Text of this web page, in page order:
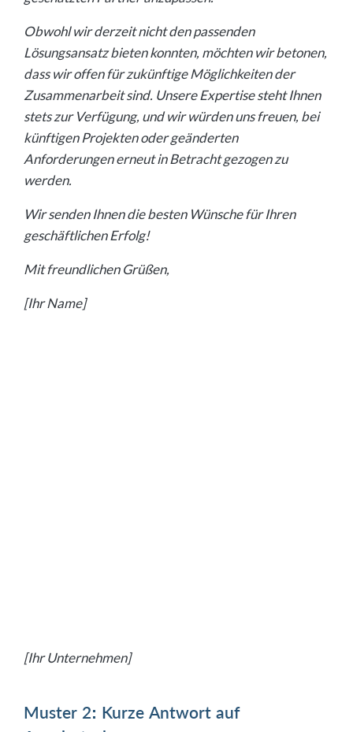
Obwohl wir derzeit nicht den passenden
Lösungsansatz bieten konnten, möchten wir betonen,
dass wir offen für zukünftige Möglichkeiten der
Zusammenarbeit sind. Unsere Expertise steht Ihnen
stets zur Verfügung, und wir würden uns freuen, bei
künftigen Projekten oder geänderten
Anforderungen erneut in Betracht gezogen zu
werden.
Wir senden Ihnen die besten Wünsche für Ihren
geschäftlichen Erfolg!
Mit freundlichen Grüßen,
[Ihr Name]
[Ihr Unternehmen]
Muster 2: Kurze Antwort auf